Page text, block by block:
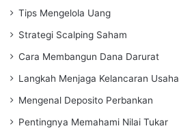
Tips Mengelola Uang
Strategi Scalping Saham
Cara Membangun Dana Darurat
Langkah Menjaga Kelancaran Usaha
Mengenal Deposito Perbankan
Pentingnya Memahami Nilai Tukar